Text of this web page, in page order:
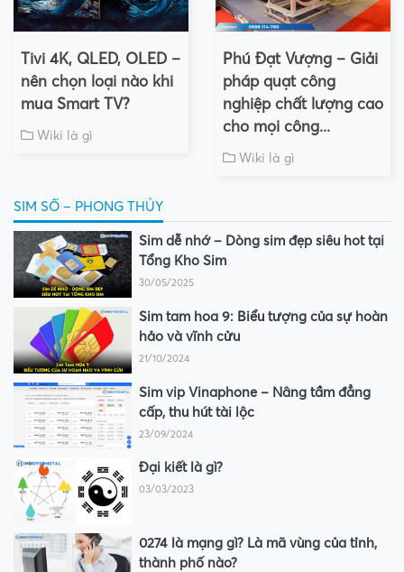
Tivi 4K, QLED, OLED –
nên chọn loại nào khi
mua Smart TV?
Wiki là gì
Phú Đạt Vượng – Giải
pháp quạt công
nghiệp chất lượng cao
cho mọi công...
Wiki là gì
SIM SỐ – PHONG THỦY
Sim dễ nhớ – Dòng sim đẹp siêu hot tại
Tổng Kho Sim
30/05/2025
Sim tam hoa 9: Biểu tượng của sự hoàn
hảo và vĩnh cửu
21/10/2024
Sim vip Vinaphone – Nâng tầm đẳng
cấp, thu hút tài lộc
23/09/2024
Đại kiết là gì?
03/03/2023
0274 là mạng gì? Là mã vùng của tỉnh,
thành phố nào?